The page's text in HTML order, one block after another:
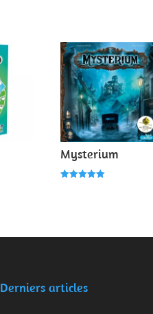
Mysterium
Derniers articles